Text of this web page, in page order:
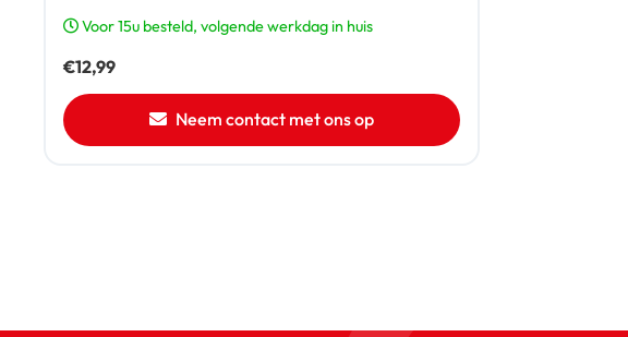
Voor 15u besteld, volgende werkdag in huis
€12,99
Neem contact met ons op